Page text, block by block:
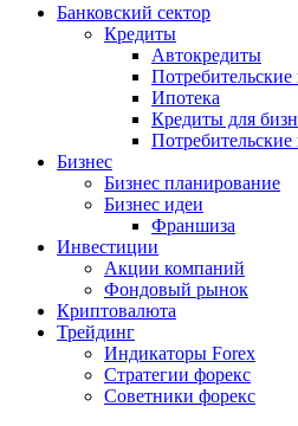
Банковский сектор
Кредиты
Автокредиты
Ипотека
Кредиты для
Бизнес
Бизнес планирование
Бизнес идеи
Франшиза
Инвестиции
Акции компаний
Фондовый рынок
Криптовалюта
Трейдинг
Индикаторы Forex
Стратегии форекс
Советники форекс